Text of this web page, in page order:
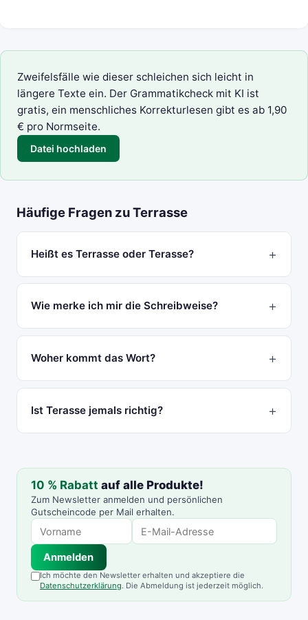
Zweifelsfälle wie dieser schleichen sich leicht in
längere Texte ein. Der Grammatikcheck mit KI ist
gratis, ein menschliches Korrekturlesen gibt es ab 1,90
€ pro Normseite.
Datei hochladen
Häufige Fragen zu Terrasse
Heißt es Terrasse oder Terasse?
Wie merke ich mir die Schreibweise?
Woher kommt das Wort?
Ist Terasse jemals richtig?
10 % Rabatt auf alle Produkte!
Zum Newsletter anmelden und persönlichen
Gutscheincode per Mail erhalten.
Anmelden
Ich möchte den Newsletter erhalten und akzeptiere die
Datenschutzerklärung. Die Abmeldung ist jederzeit möglich.